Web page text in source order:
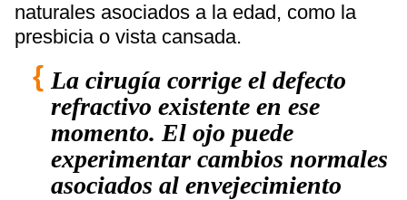
naturales asociados a la edad, como la
presbicia o vista cansada.
La cirugía corrige el defecto
refractivo existente en ese
momento. El ojo puede
experimentar cambios normales
asociados al envejecimiento